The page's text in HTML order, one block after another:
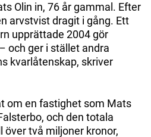
Olin in, 76 år gammal. Efter
arvstvist dragit i gång. Ett
upprättade 2004 gör
och ger i stället andra
kvarlåtenskap, skriver
om en fastighet som Mats
och den totala
två miljoner kronor,